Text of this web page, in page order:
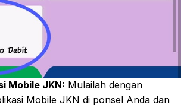
Mobile JKN: Mulailah dengan
Mobile JKN di ponsel Anda dan